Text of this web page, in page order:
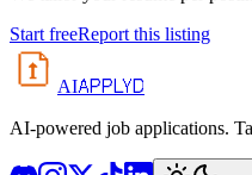
Start freeReport this listing
AIAPPLYD
AI-powered job applications.